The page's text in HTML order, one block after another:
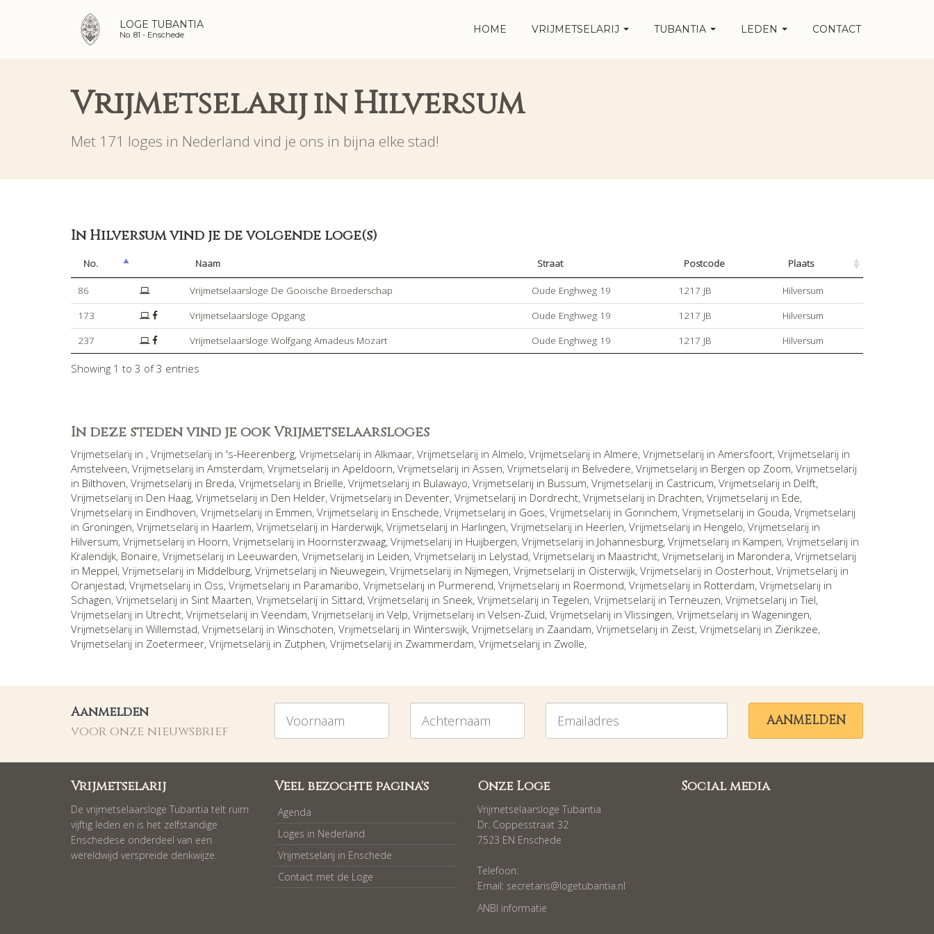
LOGE TUBANTIA
No. 81 - Enschede HOME VRIJMETSELARIJ TUBANTIA LEDEN CONTACT
Vrijmetselarij in Hilversum
Met 171 loges in Nederland vind je ons in bijna elke stad!
In Hilversum vind je de volgende loge(s)
No. Naam Straat Postcode Plaats
86 Vrijmetselaarsloge De Gooische Broederschap Oude Enghweg 19 1217 JB
Hilversum
173
Vrijmetselaarsloge Opgang Oude Enghweg 19 1217 JB
Hilversum
237
Vrijmetselaarsloge Wolfgang Amadeus Mozart Oude Enghweg 19 1217 JB Hilversum
Showing 1 to 3 of 3 entries
In deze steden vind je ook Vrijmetselaarsloges
Vrijmetselarij in , Vrijmetselarij in 's-Heerenberg, Vrijmetselarij in Alkmaar, Vrijmetselarij in Almelo, Vrijmetselarij in Almere, Vrijmetselarij in Amersfoort, Vrijmetselarij in
Amstelveen, Vrijmetselarij in Amsterdam, Vrijmetselarij in Apeldoorn, Vrijmetselarij in Assen, Vrijmetselarij in Belvedere, Vrijmetselarij in Bergen op Zoom, Vrijmetselarij
in Bilthoven, Vrijmetselarij in Breda, Vrijmetselarij in Brielle, Vrijmetselarij in Bulawayo, Vrijmetselarij in Bussum, Vrijmetselarij in Castricum, Vrijmetselarij in Delft,
Vrijmetselarij in Den Haag, Vrijmetselarij in Den Helder, Vrijmetselarij in Deventer, Vrijmetselarij in Dordrecht, Vrijmetselarij in Drachten, Vrijmetselarij in Ede,
Vrijmetselarij in Eindhoven, Vrijmetselarij in Emmen, Vrijmetselarij in Enschede, Vrijmetselarij in Goes, Vrijmetselarij in Gorinchem, Vrijmetselarij in Gouda, Vrijmetselarij
in Groningen, Vrijmetselarij in Haarlem, Vrijmetselarij in Harderwijk, Vrijmetselarij in Harlingen, Vrijmetselarij in Heerlen, Vrijmetselarij in Hengelo, Vrijmetselarij in
Hilversum, Vrijmetselarij in Hoorn, Vrijmetselarij in Hoornsterzwaag, Vrijmetselarij in Huijbergen, Vrijmetselarij in Johannesburg, Vrijmetselarij in Kampen, Vrijmetselarij in
Kralendijk, Bonaire, Vrijmetselarij in Leeuwarden, Vrijmetselarij in Leiden, Vrijmetselarij in Lelystad, Vrijmetselarij in Maastricht, Vrijmetselarij in Marondera, Vrijmetselarij
in Meppel, Vrijmetselarij in Middelburg, Vrijmetselarij in Nieuwegein, Vrijmetselarij in Nijmegen, Vrijmetselarij in Oisterwijk, Vrijmetselarij in Oosterhout, Vrijmetselarij in
Oranjestad, Vrijmetselarij in Oss, Vrijmetselarij in Paramaribo, Vrijmetselarij in Purmerend, Vrijmetselarij in Roermond, Vrijmetselarij in Rotterdam, Vrijmetselarij in
Schagen, Vrijmetselarij in Sint Maarten, Vrijmetselarij in Sittard, Vrijmetselarij in Sneek, Vrijmetselarij inTegelen, Vrijmetselarij inTerneuzen, Vrijmetselarij inTiel,
Vrijmetselarij in Utrecht, Vrijmetselarij in Veendam, Vrijmetselarij in Velp, Vrijmetselarij in Velsen-Zuid, Vrijmetselarij in Vlissingen, Vrijmetselarij in Wageningen,
Vrijmetselarij in Willemstad, Vrijmetselarij in Winschoten, Vrijmetselarij in Winterswijk, Vrijmetselarij in Zaandam, Vrijmetselarij in Zeist, Vrijmetselarij in Zierikzee,
Vrijmetselarij in Zoetermeer, Vrijmetselarij in Zutphen, Vrijmetselarij in Zwammerdam, Vrijmetselarij in Zwolle,
Aanmelden
voor onze nieuwsbrief
AANMELDEN
Vrijmetselarij
De vrijmetselaarsloge Tubantia telt ruim
vijftig leden en is het zelfstandige
Enschedese onderdeel van een
wereldwijd verspreide denkwijze.
Veel bezochte pagina's
Agenda
Loges in Nederland
Vrijmetselarij in Enschede
Contact met de Loge
Onze Loge
Vrijmetselaarsloge Tubantia
Dr. Coppesstraat 32
7523 EN Enschede
Telefoon:
Email: secretaris@logetubantia.nl
ANBI informatie
Social media